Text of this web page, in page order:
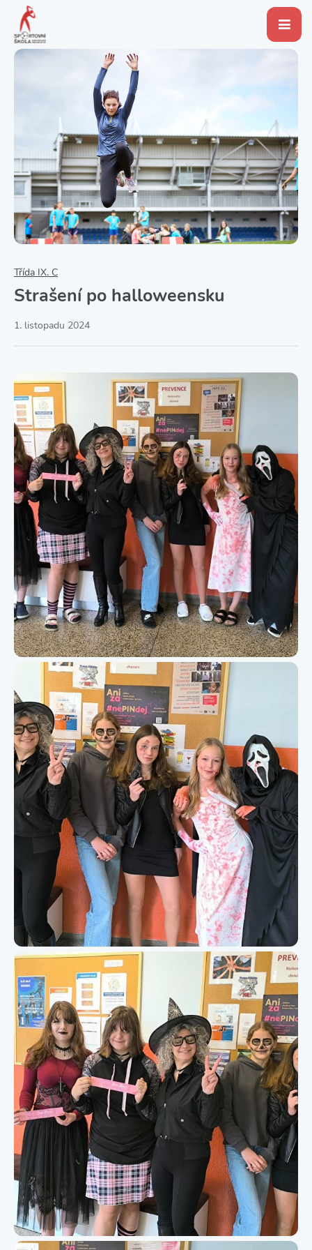
Třída IX. C
Strašení po halloweensku
1. listopadu 2024